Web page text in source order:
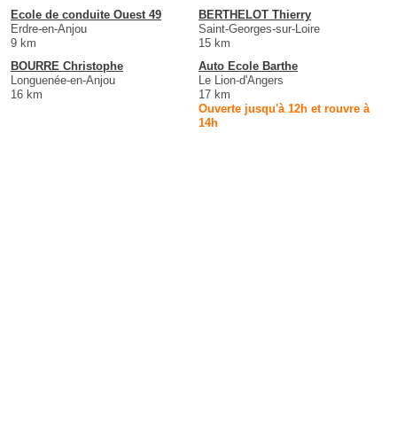
Ecole de conduite Ouest 49
Erdre-en-Anjou
9 km
BERTHELOT Thierry
Saint-Georges-sur-Loire
15 km
BOURRE Christophe
Longuenée-en-Anjou
16 km
Auto Ecole Barthe
Le Lion-d'Angers
17 km
Ouverte jusqu'à 12h et rouvre à
14h